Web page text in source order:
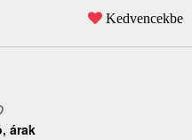
Kedvencekbe
árak